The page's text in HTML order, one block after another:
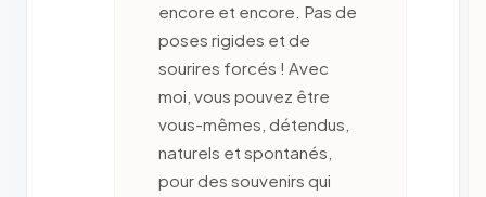
encore et encore. Pas de
poses rigides et de
sourires forcés ! Avec
moi, vous pouvez être
vous-mêmes, détendus,
naturels et spontanés,
pour des souvenirs qui